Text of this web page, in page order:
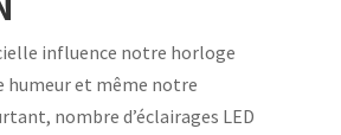
influence notre horloge
humeur et même notre
nombre d’éclairages LED